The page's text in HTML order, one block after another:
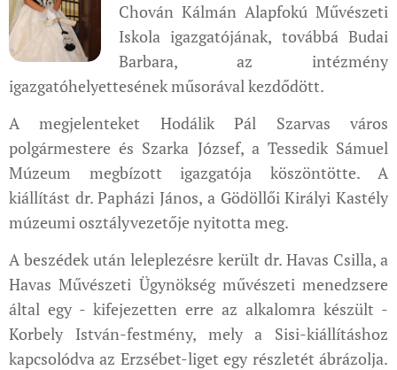
Chován Kálmán Alapfokú Művészeti
Iskola igazgatójának, továbbá Budai
Barbara, az intézmény
igazgatóhelyettesének műsorával kezdődött.
A megjelenteket Hodálik Pál Szarvas város
polgármestere és Szarka József, a Tessedik Sámuel
Múzeum megbízott igazgatója köszöntötte. A
kiállítást dr. Papházi János, a Gödöllői Királyi Kastély
múzeumi osztályvezetője nyitotta meg.
A beszédek után leleplezésre került dr. Havas Csilla, a
Havas Művészeti Ügynökség művészeti menedzsere
által egy - kifejezetten erre az alkalomra készült -
Korbely István-festmény, mely a Sisi-kiállításhoz
kapcsolódva az Erzsébet-liget egy részletét ábrázolja.